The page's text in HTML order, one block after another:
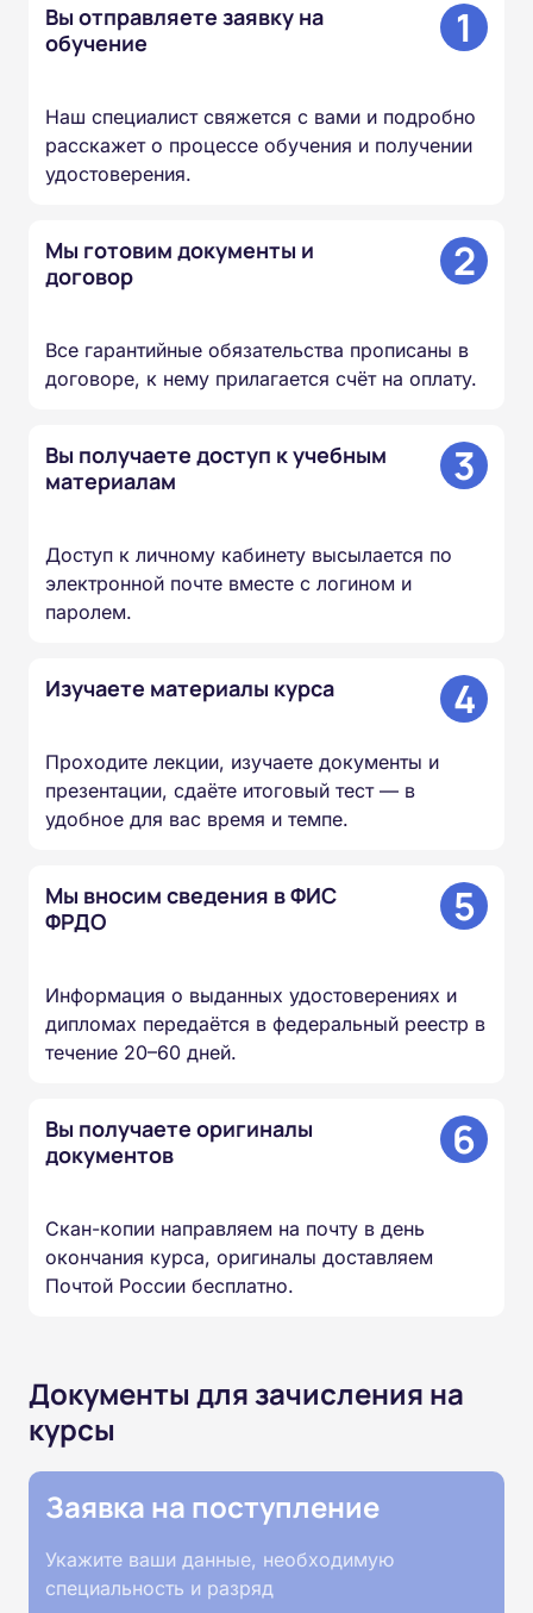
Вы отправляете заявку на
обучение
1
Наш специалист свяжется с вами и подробно
расскажет о процессе обучения и получении
удостоверения.
Мы готовим документы и
договор
2
Все гарантийные обязательства прописаны в
договоре, к нему прилагается счёт на оплату.
Вы получаете доступ к учебным
материалам
3
Доступ к личному кабинету высылается по
электронной почте вместе с логином и
паролем.
Изучаете материалы курса 4
Проходите лекции, изучаете документы и
презентации, сдаёте итоговый тест — в
удобное для вас время и темпе.
Мы вносим сведения в ФИС
ФРДО
5
Информация о выданных удостоверениях и
дипломах передаётся в федеральный реестр в
течение 20–60 дней.
Вы получаете оригиналы
документов
6
Скан-копии направляем на почту в день
окончания курса, оригиналы доставляем
Почтой России бесплатно.
Документы для зачисления на
курсы
Заявка на поступление
Укажите ваши данные, необходимую
специальность и разряд